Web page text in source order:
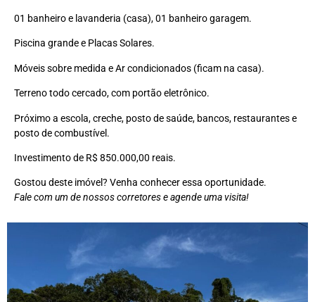
01 banheiro e lavanderia (casa), 01 banheiro garagem.
Piscina grande e Placas Solares.
Móveis sobre medida e Ar condicionados (ficam na casa).
Terreno todo cercado, com portão eletrônico.
Próximo a escola, creche, posto de saúde, bancos, restaurantes e
posto de combustível.
Investimento de R$ 850.000,00 reais.
Gostou deste imóvel? Venha conhecer essa oportunidade.
Fale com um de nossos corretores e agende uma visita!